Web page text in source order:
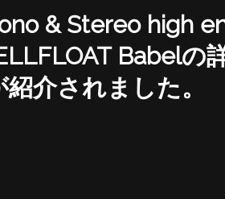
& Stereo high
Babelの
介されました。